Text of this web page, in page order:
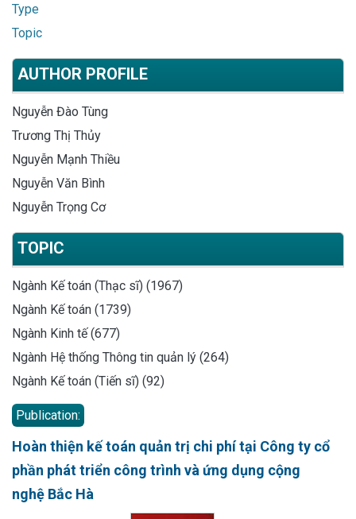
Type
Topic
AUTHOR PROFILE
Nguyễn Đào Tùng
Trương Thị Thủy
Nguyễn Mạnh Thiều
Nguyễn Văn Bình
Nguyễn Trọng Cơ
TOPIC
Ngành Kế toán (Thạc sĩ) (1967)
Ngành Kế toán (1739)
Ngành Kinh tế (677)
Ngành Hệ thống Thông tin quản lý (264)
Ngành Kế toán (Tiến sĩ) (92)
Publication:
Hoàn thiện kế toán quản trị chi phí tại Công ty cổ
phần phát triển công trình và ứng dụng cộng
nghệ Bắc Hà